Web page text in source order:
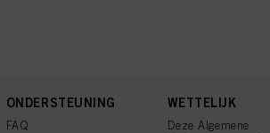
ONDERSTEUNING
FAQ
WETTELIJK
Deze Algemene